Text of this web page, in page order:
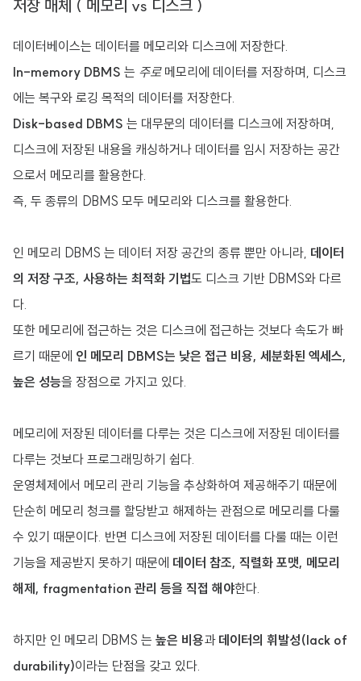
저장 매체 ( 메모리 vs 디스크 )
데이터베이스는 데이터를 메모리와 디스크에 저장한다.
In-memory DBMS 는 주로메모리에 데이터를 저장하며, 디스크
에는 복구와 로깅 목적의 데이터를 저장한다.
Disk-based DBMS 는 대무문의 데이터를 디스크에 저장하며,
디스크에 저장된 내용을 캐싱하거나 데이터를 임시 저장하는 공간
으로서 메모리를 활용한다.
즉, 두 종류의 DBMS 모두 메모리와 디스크를 활용한다.
인 메모리 DBMS 는 데이터 저장 공간의 종류 뿐만 아니라, 데이터
의 저장 구조, 사용하는 최적화 기법도 디스크 기반 DBMS와 다르
다.
또한 메모리에 접근하는 것은 디스크에 접근하는 것보다 속도가 빠
르기 때문에 인 메모리 DBMS는 낮은 접근 비용, 세분화된 엑세스,
높은 성능을 장점으로 가지고 있다.
메모리에 저장된 데이터를 다루는 것은 디스크에 저장된 데이터를
다루는 것보다 프로그래밍하기 쉽다.
운영체제에서 메모리 관리 기능을 추상화하여 제공해주기 때문에
단순히 메모리 청크를 할당받고 해제하는 관점으로 메모리를 다룰
수 있기 때문이다. 반면 디스크에 저장된 데이터를 다룰 때는 이런
기능을 제공받지 못하기 때문에 데이터 참조, 직렬화 포맷, 메모리
해제, fragmentation 관리 등을 직접 해야한다.
하지만 인 메모리 DBMS 는 높은 비용과 데이터의 휘발성(lack of
durability)이라는 단점을 갖고 있다.